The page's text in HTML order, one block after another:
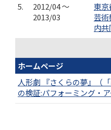
5.
2012/04 ～
2013/03
東
芸
内
ホームページ
人形劇 『さくらの夢』（
の検証:パフォーミング・